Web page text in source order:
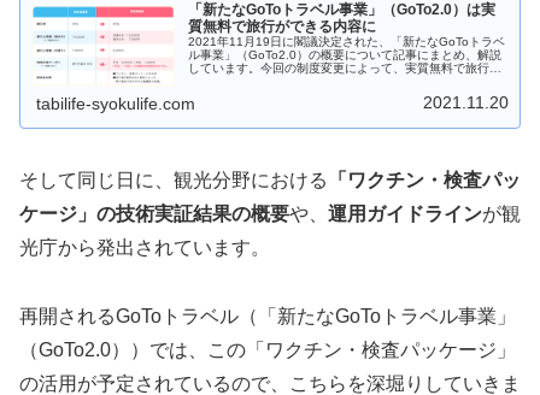
「新たなGoToトラベル事業」（GoTo2.0）は実
質無料で旅行ができる内容に
2021年11月19日に閣議決定された、「新たなGoToトラベ
ル事業」（GoTo2.0）の概要について記事にまとめ、解説
しています。今回の制度変更によって、実質無料で旅行が
県民割）についても変更があったのでご紹介しています。
tabilife-syokulife.com 2021.11.20
そして同じ日に、観光分野における
「ワクチン・検査パッ
ケージ」の技術実証結果の概要や、 運用ガイドラインが観
光庁から発出されています。
再開されるGoToトラベル（「新たなGoToトラベル事業」
（GoTo2.0））では、この「ワクチン・検査パッケージ」
の活用が予定されているので、こちらを深堀りしていきま